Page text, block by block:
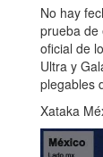
No hay
prueba de
oficial de
Ultra y
plegables
Xataka